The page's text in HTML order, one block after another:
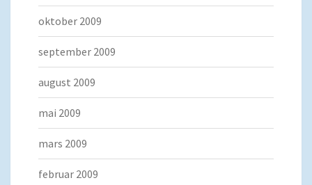
oktober 2009
september 2009
august 2009
mai 2009
mars 2009
februar 2009